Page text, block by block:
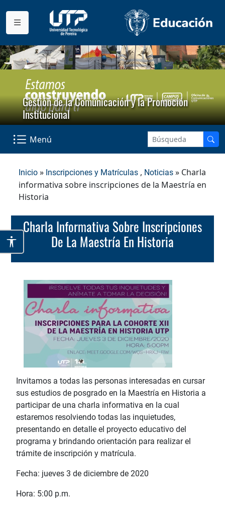
Gestión de la Comunicación y la Promoción
Institucional
Menú
Inicio » Inscripciones y Matrículas , Noticias » Charla
informativa sobre inscripciones de la Maestría en
Historia
Charla Informativa Sobre Inscripciones
De La Maestría En Historia
Invitamos a todas las personas interesadas en cursar
sus estudios de posgrado en la Maestría en Historia a
participar de una charla informativa en la cual
estaremos resolviendo todas las inquietudes,
presentando en detalle el proyecto educativo del
programa y brindando orientación para realizar el
trámite de inscripción y matrícula.
Fecha: jueves 3 de diciembre de 2020
Hora: 5:00 p.m.